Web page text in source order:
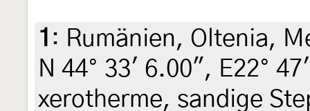
1 : Rumänien, Oltenia,
N 44° 33' 6.00", E22°
xerotherme, sandige